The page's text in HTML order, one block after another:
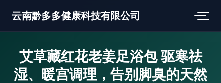
云南黔多多健康科技有限公司
艾草藏红花老姜足浴包 驱寒祛
湿、暖宫调理，告别脚臭的天然